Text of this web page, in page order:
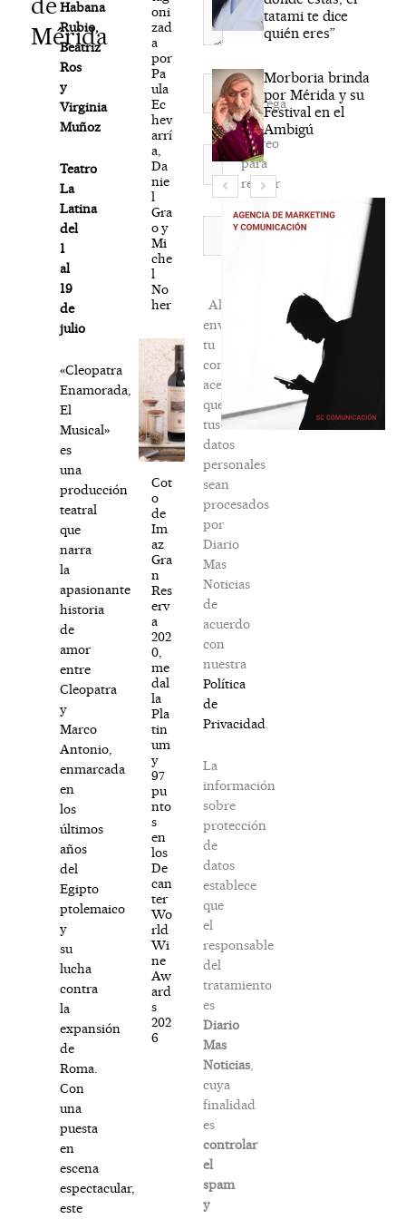
Mérida
Habana
Rubio,
Beatriz
Ros
y
Virginia
Muñoz
Teatro
La
Latina
del
1
al
19
de
julio
«Cleopatra
Enamorada,
El
Musical»
es
una
producción
teatral
que
narra
la
apasionante
historia
de
amor
entre
Cleopatra
y
Marco
Antonio,
enmarcada
en
los
últimos
años
del
Egipto
ptolemaico
y
su
lucha
contra
la
expansión
de
Roma.
Con
una
puesta
en
escena
espectacular,
este
oni
zad
a
por
Pa
ula
Ec
hev
arrí
a,
Da
nie
l
Gra
o y
Mi
che
l
No
her
Cot
o
de
Im
az
Gra
n
Res
erv
a
202
0,
me
dal
la
Pla
tin
um
y
97
pu
nto
s
en
los
De
can
ter
Wo
rld
Wi
ne
Aw
ard
s
202
6
Nombre*
Correo
electrónico*
Agréga
mi
correo
para
recibir
la
newsletter
Al
enviar
tu
comentario,
aceptas
que
tus
datos
personales
sean
procesados
por
Diario
Mas
Noticias
de
acuerdo
con
nuestra
Política
de
Privacidad
La
información
sobre
protección
de
datos
establece
que
el
responsable
del
tratamiento
es
Diario
Mas
Noticias,
cuya
finalidad
es
controlar
el
spam
y
tatami te dice
quién eres”
Morboria brinda
por Mérida y su
Festival en el
Ambigú